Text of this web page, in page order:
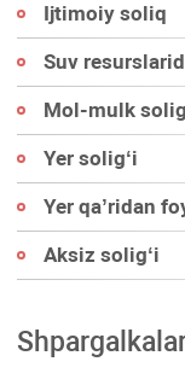
Ijtimoiy soliq
Suv
Mol-mulk
Yer soligʻi
Yer qa’ridan
Aksiz soligʻi